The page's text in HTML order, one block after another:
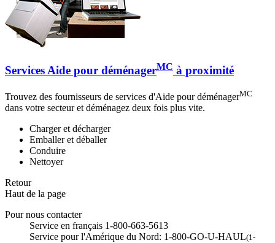
Services Aide pour déménagerMC à proximité
Trouvez des fournisseurs de services d'Aide pour déménagerMC
dans votre secteur et déménagez deux fois plus vite.
Charger et décharger
Emballer et déballer
Conduire
Nettoyer
Retour
Haut de la page
Pour nous contacter
Service en français 1-800-663-5613
Service pour l'Amérique du Nord: 1-800-GO-U-HAUL(1-